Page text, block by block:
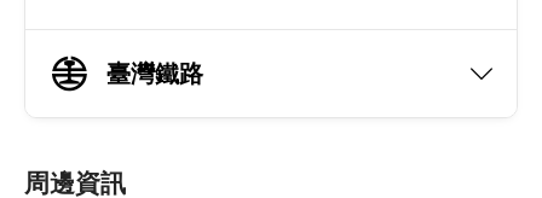
臺灣鐵路
周邊資訊